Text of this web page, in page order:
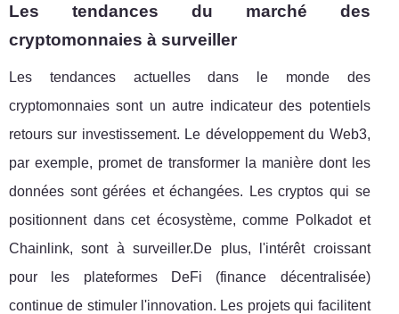
Les tendances du marché des
cryptomonnaies à surveiller
Les tendances actuelles dans le monde des
cryptomonnaies sont un autre indicateur des potentiels
retours sur investissement. Le développement du Web3,
par exemple, promet de transformer la manière dont les
données sont gérées et échangées. Les cryptos qui se
positionnent dans cet écosystème, comme Polkadot et
Chainlink, sont à surveiller.De plus, l'intérêt croissant
pour les plateformes DeFi (finance décentralisée)
continue de stimuler l'innovation. Les projets qui facilitent